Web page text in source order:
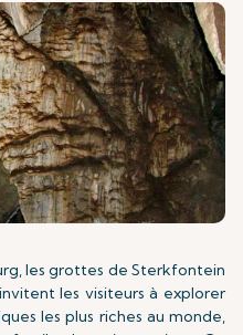
les grottes de Sterkfontein
les visiteurs à explorer
les plus riches au monde,